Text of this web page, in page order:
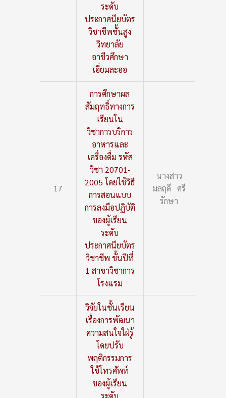
ระดับ
ประกาศนียบัตร
วิชาชีพชั้นสูง
วิทยาลัย
อาชีวศึกษา
เอี่ยมละออ
17
การศึกษาผล
สัมฤทธิ์ทางการ
เรียนใน
วิชาการบริการ
อาหารและ
เครื่องดื่ม รหัส
วิชา 20701-
2005 โดยใช้วิธี
การสอนแบบ
การลงมือปฏิบัติ
ของผู้เรียน
ระดับ
ประกาศนียบัตร
วิชาชีพ ชั้นปีที่
1 สาขาวิชาการ
โรงแรม
นางสาว
มลฤดี ศรี
รักษา
วิจัยในชั้นเรียน
เรื่องการพัฒนา
ความสนใจใฝ่รู้
โดยปรับ
พฤติกรรมการ
ใช้โทรศัพท์
ของผู้เรียน
ระดับ